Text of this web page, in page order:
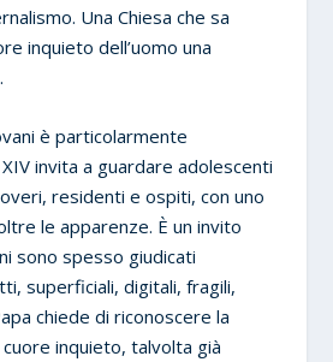
Una Chiesa che sa
inquieto dell’uomo una
è particolarmente
invita a guardare adolescenti
residenti e ospiti, con uno
le apparenze. È un invito
sono spesso giudicati
superficiali, digitali, fragili,
chiede di riconoscere la
inquieto, talvolta già